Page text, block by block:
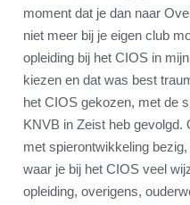
moment dat je dan naar
niet meer bij je eigen club
opleiding bij het CIOS in
kiezen en dat was best
het CIOS gekozen, met de
KNVB in Zeist heb
met spierontwikkeling
waar je bij het CIOS veel
opleiding, overigens,